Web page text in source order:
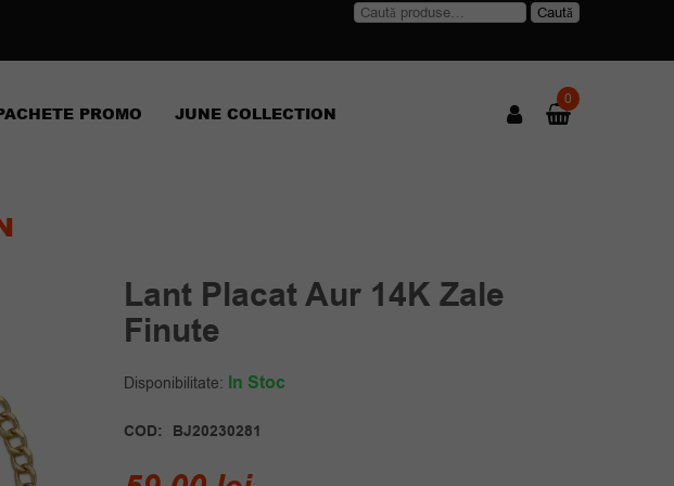
Caută
Caută
PROMO JUNE COLLECTION
0
Lant Placat Aur 14K Zale
Finute
Disponibilitate: In Stoc
COD: BJ20230281